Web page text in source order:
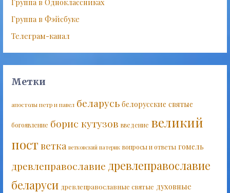
Группа в Одноклассниках
Группа в Фэйсбуке
Телеграм-канал
Метки
апостолы петр и павел беларусь белорусские святые
богоявление борис кутузов введение великий
постветка ветковский патерик вопросы и ответы гомель
древлеправославие древлеправославие
беларуси древлеправославные святые духовные